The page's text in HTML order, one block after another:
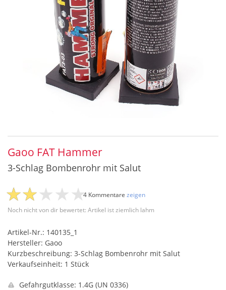
Gaoo FAT Hammer
3-Schlag Bombenrohr mit Salut
Noch nicht von dir bewertet: Artikel ist ziemlich lahm
4 Kommentare zeigen
Artikel-Nr.: 140135_1
Hersteller: Gaoo
Kurzbeschreibung: 3-Schlag Bombenrohr mit Salut
Verkaufseinheit: 1 Stück
Gefahrgutklasse: 1.4G (UN 0336)